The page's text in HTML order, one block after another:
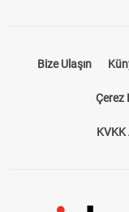
Bize Ulaşın
Çerez
KVKK